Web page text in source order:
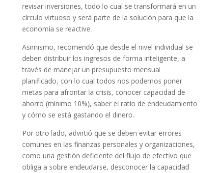
revisar inversiones, todo lo cual se transformará en un
círculo virtuoso y será parte de la solución para que la
economía se reactive.
Asimismo, recomendó que desde el nivel individual se
deben distribuir los ingresos de forma inteligente, a
través de manejar un presupuesto mensual
planificado, con lo cual todos nos podemos poner
metas para afrontar la crisis, conocer capacidad de
ahorro (mínimo 10%), saber el ratio de endeudamiento
y cómo se está gastando el dinero.
Por otro lado, advirtió que se deben evitar errores
comunes en las finanzas personales y organizaciones,
como una gestión deficiente del flujo de efectivo que
obliga a sobre endeudarse, desconocer la capacidad